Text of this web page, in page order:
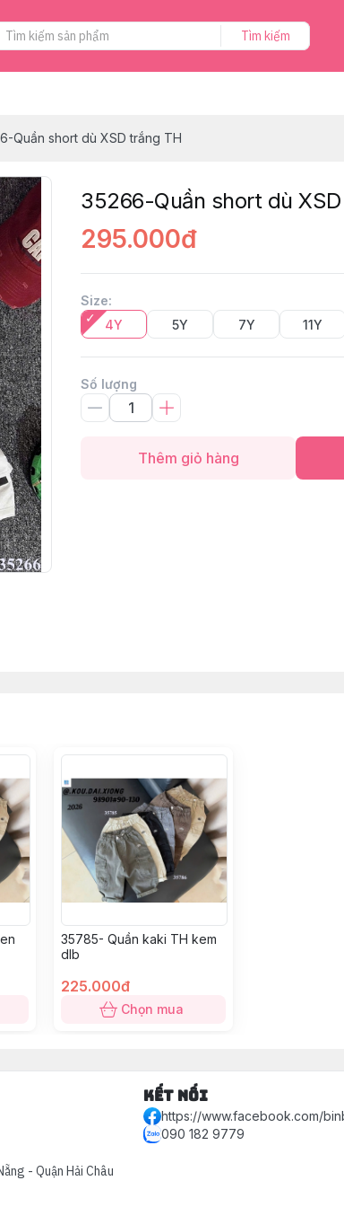
Tìm kiếm
Quần short dù XSD trắng TH
35266-Quần short dù
295.000đ
Size:
4Y
5Y 7Y 11Y
Số lượng
Thêm giỏ hàng
35785- Quần kaki TH kem
dlb
225.000đ
Chọn mua
- Quận Hải Châu
Kết nối
https://www.facebook.com/
090 182 9779